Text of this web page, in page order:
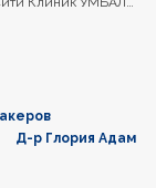
Д-р Глория Адам